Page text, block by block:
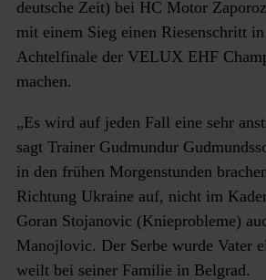
deutsche Zeit) bei HC Motor
mit einem Sieg einen Riesenschritt
Achtelfinale der VELUX EHF
machen.
„Es wird auf jeden Fall eine sehr
sagt Trainer Gudmundur
in den frühen Morgenstunden
Richtung Ukraine auf, nicht im
Goran Stojanovic (Knieprobleme)
Manojlovic. Der Serbe wurde Vater
weilt bei seiner Familie in Belgrad.